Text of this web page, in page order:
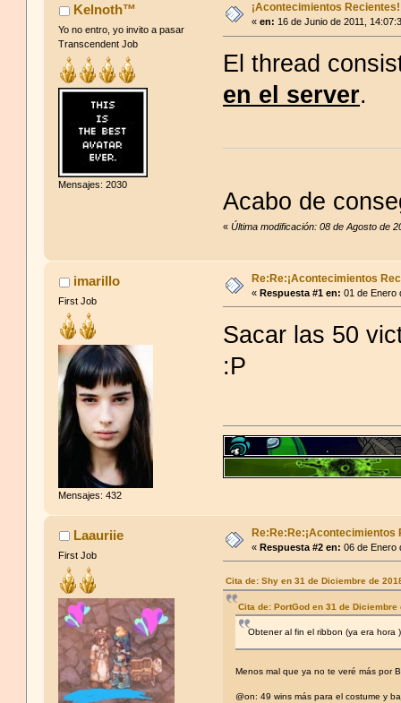
Kelnoth™
Yo no entro, yo invito a pasar
Transcendent Job
Mensajes: 2030
¡Acontecimientos Recientes!
«en: 16 de Junio de 2011,
El thread
en el server.
Acabo de
«Última modificación: 08 de Agosto de
imarillo
First Job
Mensajes: 432
Re:Re:¡Acontecimientos
«Respuesta #1 en: 01 de Enero
Sacar las 50
:P
Laauriie
First Job
Re:Re:Re:¡Acontecimientos
«Respuesta #2 en: 06 de Enero
Cita de: Shy en 31 de Diciembre de
Cita de: PortGod en 31 de Diciembre
Obtener al fin el ribbon (ya era hora
Menos mal que ya no te veré más por
@on: 49 wins más para el costume y